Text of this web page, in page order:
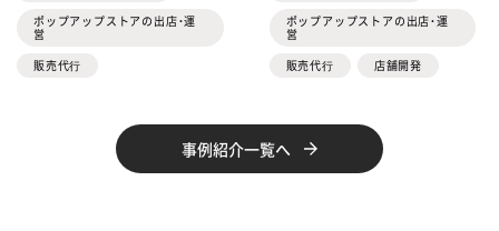
ポップアップストアの出店・運
営
販売代⾏
ポップアップストアの出店・運
営
販売代⾏
店舗開発
事例紹介一覧へ